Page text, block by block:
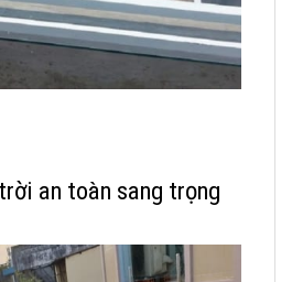
an toàn sang trọng